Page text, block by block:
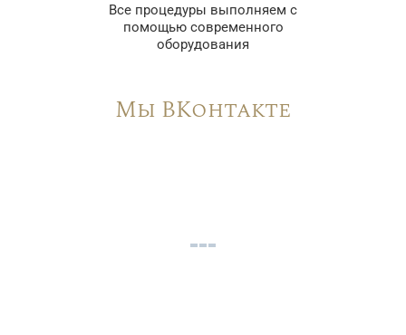
Все процедуры выполняем с
помощью современного
оборудования
Мы ВКонтакте